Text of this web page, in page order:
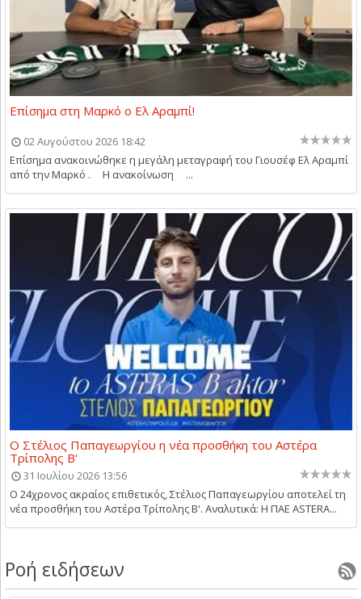
Επίσημα στη Μαρκό ο Ελ Αραμπί!
02 Αυγούστου 2026 18:42
Επίσημα ανακοινώθηκε η μεγάλη μεταγραφή του Γιουσέφ Ελ Αραμπί
από την Μαρκό . Η ανακοίνωση ...
Ο Στέλιος Παπαγεωργίου η νέα προσθήκη του Αστέρα
Τρίπολης Β'
31 Ιουλίου 2026 13:56
Ο 24χρονος ακραίος επιθετικός, Στέλιος Παπαγεωργίου αποτελεί τη
νέα προσθήκη του Αστέρα Τρίπολης Β'. Αναλυτικά: Η ΠΑΕ ASTERA...
Ροή ειδήσεων